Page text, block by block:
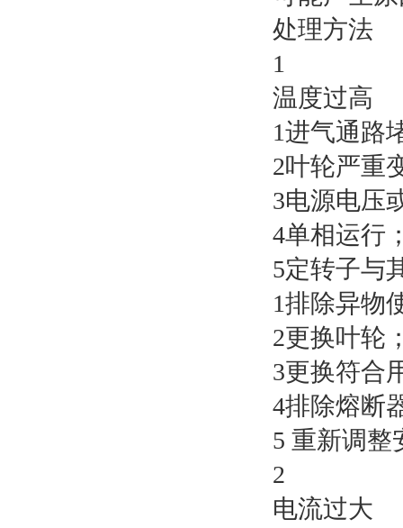
处理方法
1
温度过高
1进气通路
2叶轮严重
3电源电压
4单相运行
5定转子与
1排除异物
2更换叶轮
3更换符合
4排除熔断
5 重新调整
2
电流过大